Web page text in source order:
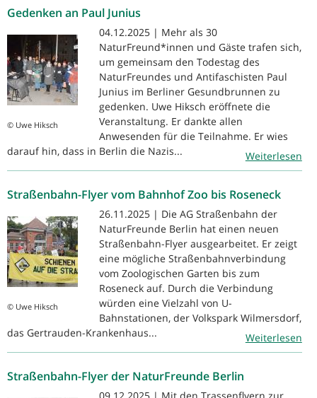
Gedenken an Paul Junius
© Uwe Hiksch
04.12.2025 | Mehr als 30
NaturFreund*innen und Gäste trafen sich,
um gemeinsam den Todestag des
NaturFreundes und Antifaschisten Paul
Junius im Berliner Gesundbrunnen zu
gedenken. Uwe Hiksch eröffnete die
Veranstaltung. Er dankte allen
Anwesenden für die Teilnahme. Er wies
darauf hin, dass in Berlin die Nazis...
Weiterlesen
Straßenbahn-Flyer vom Bahnhof Zoo bis Roseneck
© Uwe Hiksch
26.11.2025 | Die AG Straßenbahn der
NaturFreunde Berlin hat einen neuen
Straßenbahn-Flyer ausgearbeitet. Er zeigt
eine mögliche Straßenbahnverbindung
vom Zoologischen Garten bis zum
Roseneck auf. Durch die Verbindung
würden eine Vielzahl von U-
Bahnstationen, der Volkspark Wilmersdorf,
das Gertrauden-Krankenhaus...
Weiterlesen
Straßenbahn-Flyer der NaturFreunde Berlin
09.12.2025 | Mit den Trassenflyern zur